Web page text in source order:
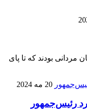
مردانی بودند که تا پای
20 مه 2024
رئیس‌جمهور